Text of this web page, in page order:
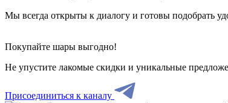
Мы всегда открыты к диалогу и готовы подобрать
Покупайте шары выгодно!
Не упустите лакомые скидки и уникальные
Присоединиться к каналу